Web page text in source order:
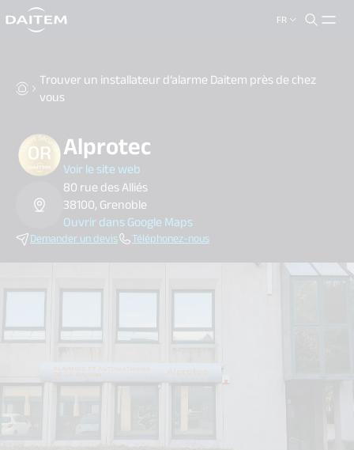
FR
search.label
Trouver un installateur d’alarme Daitem près de chez
vous
Alprotec
Voir le site web
80 rue des Alliés
38100, Grenoble
Ouvrir dans Google Maps
Demander un devis Téléphonez-nous